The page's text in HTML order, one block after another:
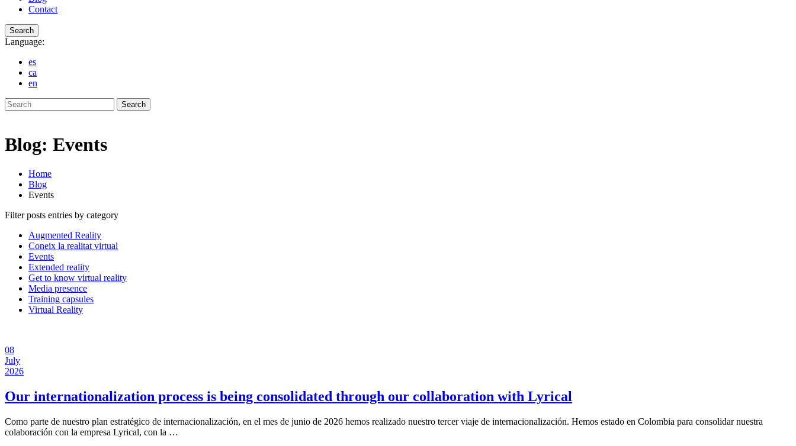
Contact
Search
Language:
es
ca
en
Search
Blog: Events
Home
Blog
Events
Filter posts entries by category
Augmented Reality
Coneix la realitat virtual
Events
Extended reality
Get to know virtual reality
Media presence
Training capsules
Virtual Reality
08
July
2026
Our internationalization process is being consolidated through our collaboration with Lyrical
Como parte de nuestro plan estratégico de internacionalización, en el mes de junio de 2026 hemos realizado nuestro tercer viaje de internacionalización. Hemos estado en Colombia para consolidar nuestra
colaboración con la empresa Lyrical, con la …